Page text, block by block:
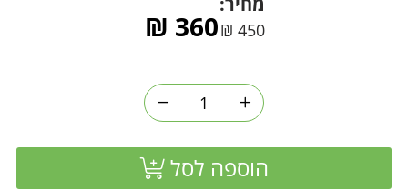
450
₪
360
₪
הוספה לסל